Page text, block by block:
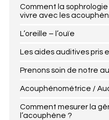
Comment la
vivre avec les
L’oreille – l’ouïe
Les aides auditives pris
Prenons soin de notre
Acouphénométrice /
Comment mesurer la
l’acouphène ?